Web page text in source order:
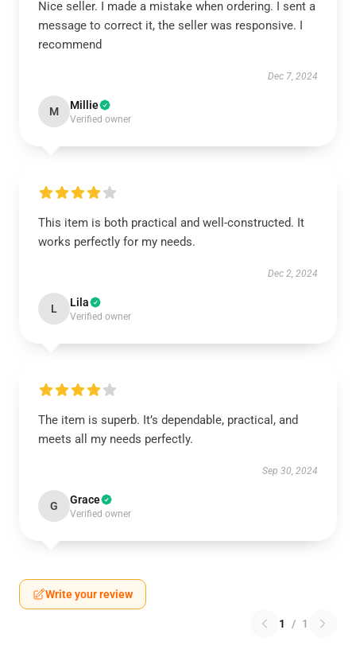
Nice seller. I made a mistake when ordering. I sent a
message to correct it, the seller was responsive. I
recommend
Dec 7, 2024
M Millie
Verified owner
This item is both practical and well-constructed. It
works perfectly for my needs.
Dec 2, 2024
L Lila
Verified owner
The item is superb. It’s dependable, practical, and
meets all my needs perfectly.
Sep 30, 2024
G Grace
Verified owner
Write your review
1 / 1